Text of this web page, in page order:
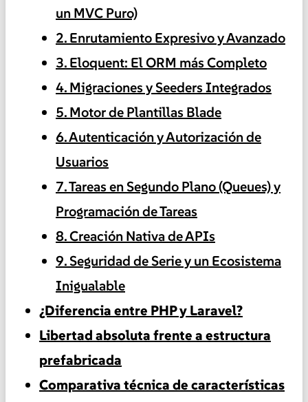
un MVC Puro)
2. Enrutamiento Expresivo y Avanzado
3. Eloquent: El ORM más Completo
4. Migraciones y Seeders Integrados
5. Motor de Plantillas Blade
6. Autenticación y Autorización de
Usuarios
7. Tareas en Segundo Plano (Queues) y
Programación de Tareas
8. Creación Nativa de APIs
9. Seguridad de Serie y un Ecosistema
Inigualable
¿Diferencia entre PHP y Laravel?
Libertad absoluta frente a estructura
prefabricada
Comparativa técnica de características